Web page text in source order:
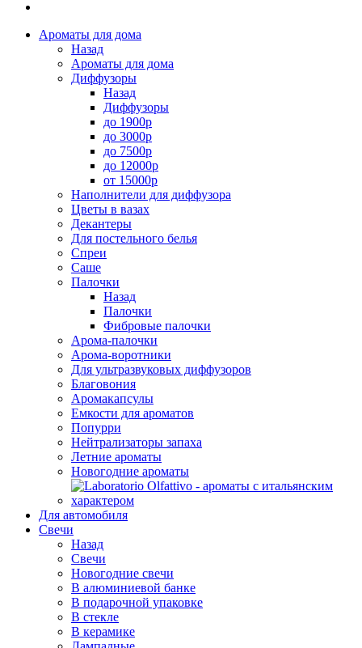
Ароматы для дома
Назад
Ароматы для дома
Диффузоры
Назад
Диффузоры
до 1900р
до 3000р
до 7500р
до 12000р
от 15000р
Наполнители для диффузора
Цветы в вазах
Декантеры
Для постельного белья
Спреи
Саше
Палочки
Назад
Палочки
Фибровые палочки
Арома-палочки
Арома-воротники
Для ультразвуковых диффузоров
Благовония
Аромакапсулы
Емкости для ароматов
Попурри
Нейтрализаторы запаха
Летние ароматы
Новогодние ароматы
Для автомобиля
Свечи
Назад
Свечи
Новогодние свечи
В алюминиевой банке
В подарочной упаковке
В стекле
В керамике